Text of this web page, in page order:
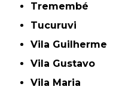
Tremembé
Tucuruvi
Vila Guilherme
Vila Gustavo
Vila Maria